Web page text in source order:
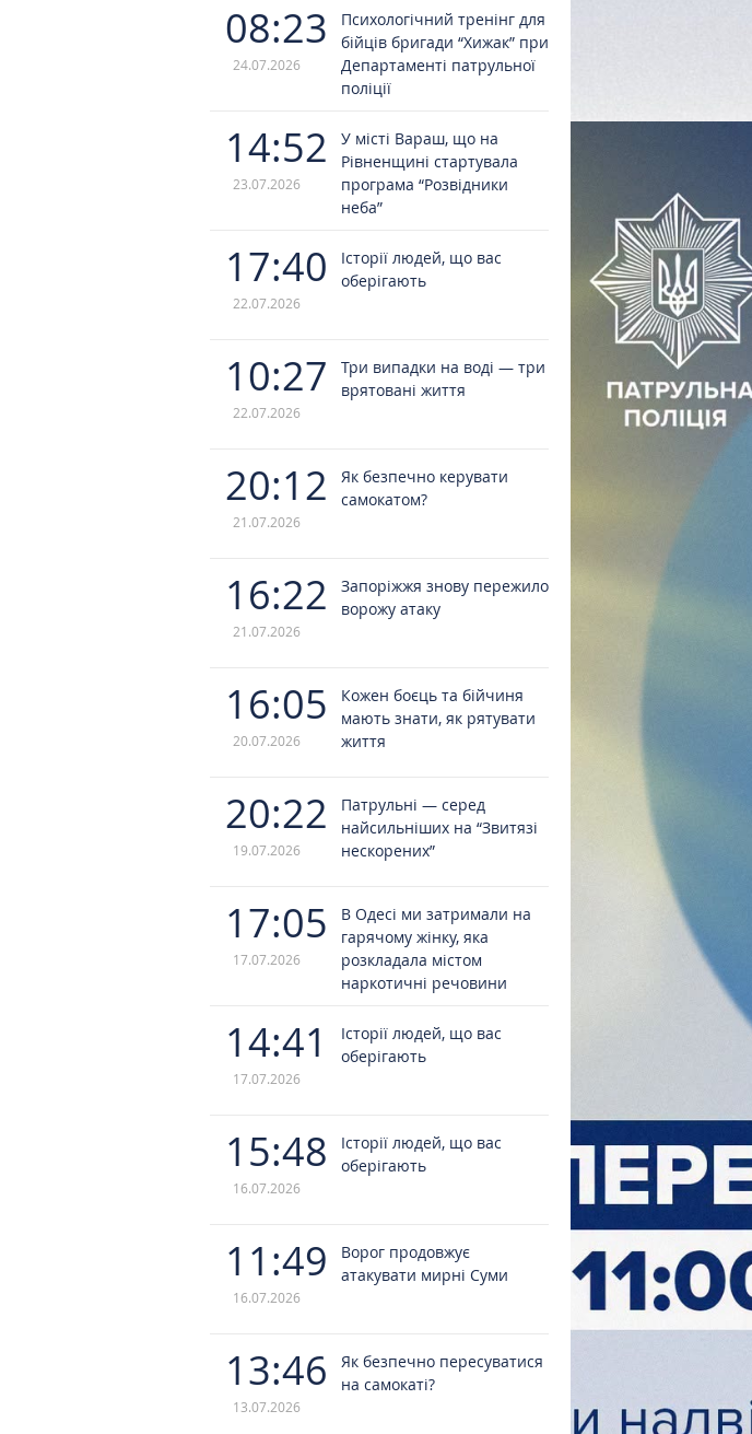
08:23
24.07.2026
Психологічний тренінг для
бійців бригади “Хижак” при
Департаменті патрульної
поліції
14:52
23.07.2026
У місті Вараш, що на
Рівненщині стартувала
програма “Розвідники
неба”
17:40
22.07.2026
Історії людей, що вас
оберігають
10:27
22.07.2026
Три випадки на воді — три
врятовані життя
20:12
21.07.2026
Як безпечно керувати
самокатом?
16:22
21.07.2026
Запоріжжя знову пережило
ворожу атаку
16:05
20.07.2026
Кожен боєць та бійчиня
мають знати, як рятувати
життя
20:22
19.07.2026
Патрульні — серед
найсильніших на “Звитязі
нескорених”
17:05
17.07.2026
В Одесі ми затримали на
гарячому жінку, яка
розкладала містом
наркотичні речовини
14:41
17.07.2026
Історії людей, що вас
оберігають
15:48
16.07.2026
Історії людей, що вас
оберігають
11:49
16.07.2026
Ворог продовжує
атакувати мирні Суми
13:46
13.07.2026
Як безпечно пересуватися
на самокаті?